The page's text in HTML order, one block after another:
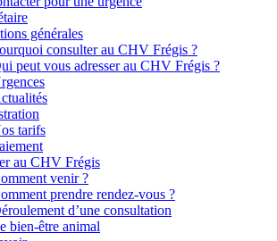
générales
consulter au CHV Frégis ?
peut vous adresser au CHV Frégis ?
tarifs
au CHV Frégis
venir ?
prendre rendez-vous ?
d’une consultation
bien-être animal